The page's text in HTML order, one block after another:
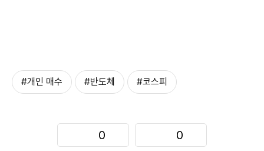
#개인 매수 #반도체 #코스피
0 0